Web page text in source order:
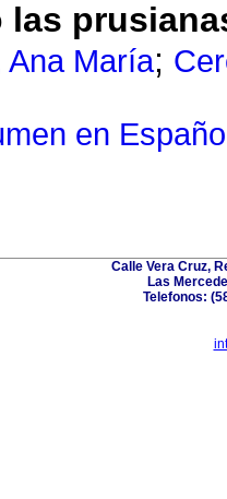
las
Ana María;
en
Calle Vera Cruz,
Las
Telefonos: